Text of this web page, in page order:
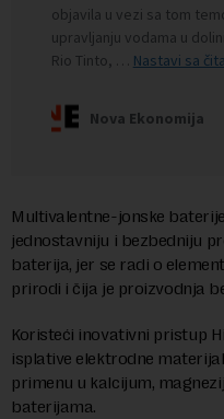
Multivalentne-jonske
jednostavniju i bezbedniju
baterija, jer se radi o
prirodi i čija je proizvodnja
Koristeći inovativni pristup
isplative elektrodne
primenu u kalcijum,
baterijama.